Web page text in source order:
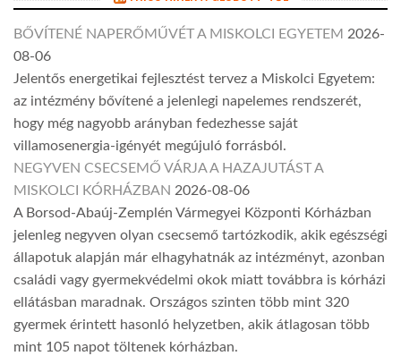
BŐVÍTENÉ NAPERŐMŰVÉT A MISKOLCI EGYETEM 2026-
08-06
Jelentős energetikai fejlesztést tervez a Miskolci Egyetem:
az intézmény bővítené a jelenlegi napelemes rendszerét,
hogy még nagyobb arányban fedezhesse saját
villamosenergia-igényét megújuló forrásból.
NEGYVEN CSECSEMŐ VÁRJA A HAZAJUTÁST A
MISKOLCI KÓRHÁZBAN 2026-08-06
A Borsod-Abaúj-Zemplén Vármegyei Központi Kórházban
jelenleg negyven olyan csecsemő tartózkodik, akik egészségi
állapotuk alapján már elhagyhatnák az intézményt, azonban
családi vagy gyermekvédelmi okok miatt továbbra is kórházi
ellátásban maradnak. Országos szinten több mint 320
gyermek érintett hasonló helyzetben, akik átlagosan több
mint 105 napot töltenek kórházban.